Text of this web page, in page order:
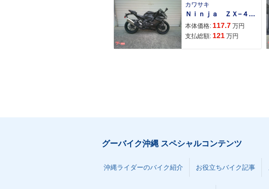
カワサキ
Ｎｉｎｊａ ＺＸ−４Ｒ ＳＥ
本体価格: 117.7 万円
支払総額: 121 万円
グーバイク沖縄 スペシャルコンテンツ
沖縄ライダーのバイク紹介 お役立ちバイク記事